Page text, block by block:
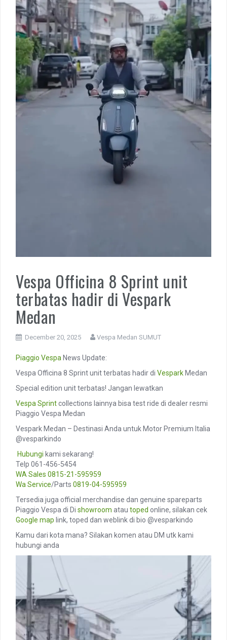
Vespa Officina 8 Sprint unit
terbatas hadir di Vespark
Medan
December 20, 2025 Vespa Medan SUMUT
Piaggio Vespa News Update:
Vespa Officina 8 Sprint unit terbatas hadir di Vespark Medan
Special edition unit terbatas! Jangan lewatkan
Vespa Sprintcollections lainnya bisa test ride di dealer resmi
Piaggio Vespa Medan
Vespark Medan – Destinasi Anda untuk Motor Premium Italia
@vesparkindo
Hubungi kami sekarang!
Telp 061-456-5454
WA Sales 0815-21-595959
Wa Service/Parts 0819-04-595959
Tersedia juga official merchandise dan genuine spareparts
Piaggio Vespa di Di showroom atau toped online, silakan cek
Google map link, toped dan weblink di bio @vesparkindo
Kamu dari kota mana? Silakan komen atau DM utk kami
hubungi anda